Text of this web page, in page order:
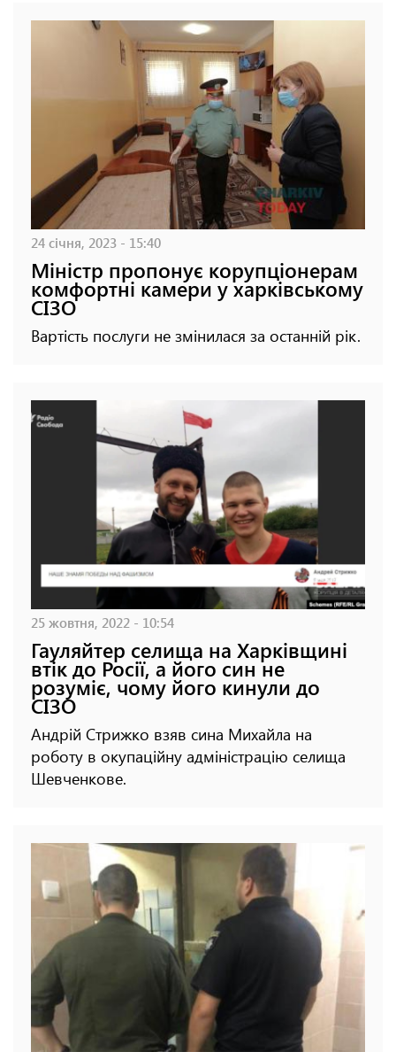
24 січня, 2023 - 15:40
Міністр пропонує корупціонерам
комфортні камери у харківському
СІЗО
Вартість послуги не змінилася за останній рік.
25 жовтня, 2022 - 10:54
Гауляйтер селища на Харківщині
втік до Росії, а його син не
розуміє, чому його кинули до
СІЗО
Андрій Стрижко взяв сина Михайла на
роботу в окупаційну адміністрацію селища
Шевченкове.